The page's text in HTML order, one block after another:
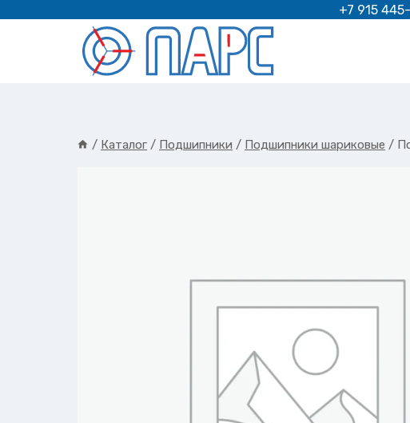
содержимому
+7 915
/ Каталог / Подшипники / Подшипники шариковые /